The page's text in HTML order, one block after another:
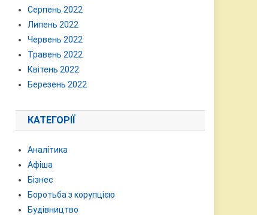
Серпень 2022
Липень 2022
Червень 2022
Травень 2022
Квітень 2022
Березень 2022
КАТЕГОРІЇ
Аналітика
Афіша
Бізнес
Боротьба з корупцією
Будівництво